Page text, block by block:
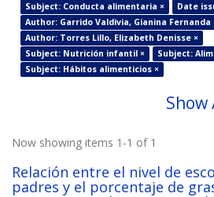
Subject: Conducta alimentaria ×
Date
Author: Garrido Valdivia, Gianina Fernanda
Author: Torres Lillo, Elizabeth Denisse ×
Subject: Nutrición infantil ×
Subject:
Subject: Hábitos alimenticios ×
Show
Now showing items 1-1 of 1
Relación entre el nivel de
padres y el porcentaje de